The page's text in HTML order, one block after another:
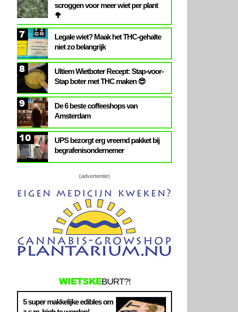
scroggen voor meer wiet per plant
🥦
7
Legale wiet? Maak het THC-gehalte
niet zo belangrijk
8
Ultiem Wietboter Recept: Stap-voor-
Stap boter met THC maken 😎
9
De 6 beste coffeeshops van
Amsterdam
10
UPS bezorgt erg vreemd pakket bij
begrafenisondernemer
(advertentie)
WIETSKEBURT?!
5 super makkelijke edibles om